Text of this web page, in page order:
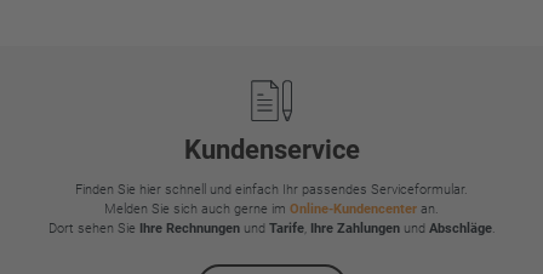
Kundenservice
Finden Sie hier schnell und einfach Ihr passendes Serviceformular.
Melden Sie sich auch gerne im Online-Kundencenter an.
Dort sehen Sie Ihre Rechnungenund Tarife, Ihre Zahlungenund Abschläge.